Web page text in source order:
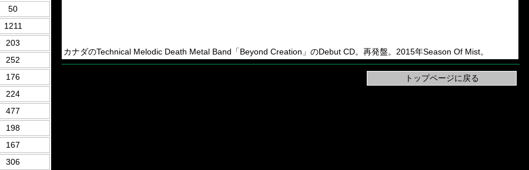
50
1211
203
252
176
224
477
198
167
306
カナダのTechnical Melodic Death Metal Band「Beyond Creation」のDebut CD。再発盤。2015年Season Of Mist。